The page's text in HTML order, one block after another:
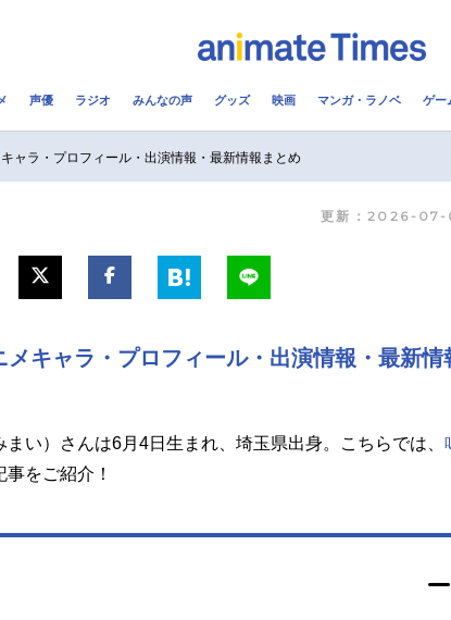
2.5次元
覧
アニメ映画一覧
男性声優/女性声優一覧
今
夏ア
声優 ラジオ みんなの声 グッズ 映画 マンガ・ラノベ ゲー
ャラ・プロフィール・出演情報・最新情報まとめ
更新：2026-07-
メキャラ・プロフィール・出演情報・最新情
まい）さんは6月4日生まれ、埼玉県出身。こちらでは、
をご紹介！